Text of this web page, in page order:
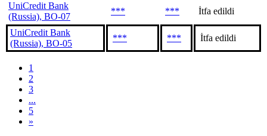
UniCredit Bank
(Russia), BO-07
*** *** İtfa edildi
UniCredit Bank
(Russia), BO-05
*** *** İtfa edildi
1
2
3
...
5
»